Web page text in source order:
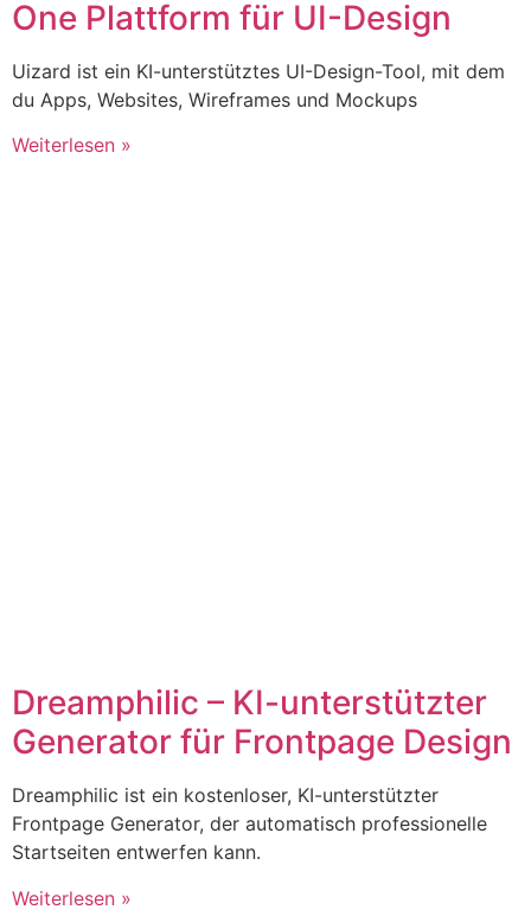
One Plattform für UI-Design
Uizard ist ein KI-unterstütztes UI-Design-Tool, mit dem
du Apps, Websites, Wireframes und Mockups
Weiterlesen »
Dreamphilic – KI-unterstützter
Generator für Frontpage Design
Dreamphilic ist ein kostenloser, KI-unterstützter
Frontpage Generator, der automatisch professionelle
Startseiten entwerfen kann.
Weiterlesen »